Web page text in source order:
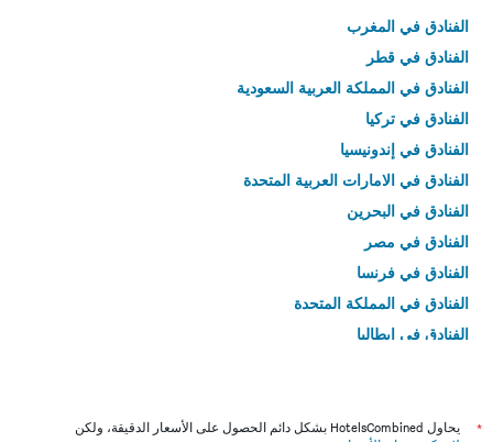
الفنادق في المغرب
الفنادق في قطر
الفنادق في المملكة العربية السعودية
الفنادق في تركيا
الفنادق في إندونيسيا
الفنادق في الامارات العربية المتحدة
الفنادق في البحرين
الفنادق في مصر
الفنادق في فرنسا
الفنادق في المملكة المتحدة
الفنادق في إيطاليا
*
يحاول HotelsCombined بشكل دائم الحصول على الأسعار الدقيقة، ولكن